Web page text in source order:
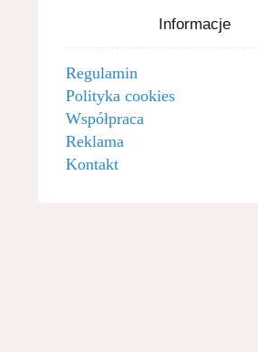
Informacje
Regulamin
Polityka cookies
Współpraca
Reklama
Kontakt